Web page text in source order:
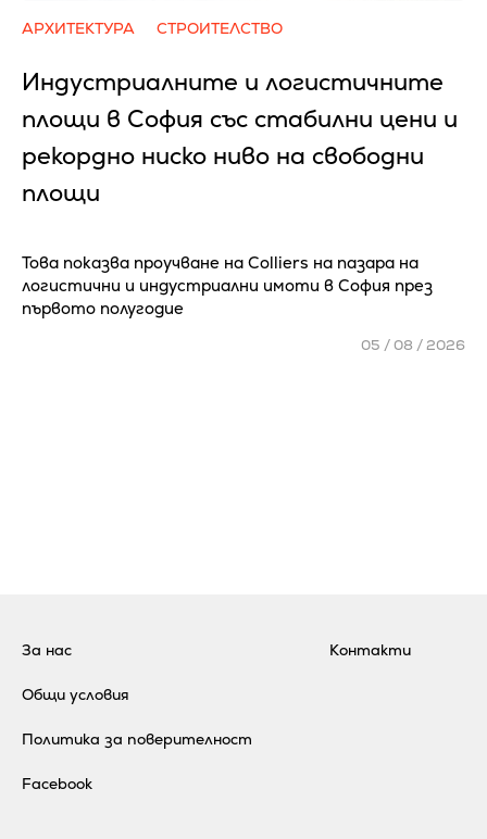
АРХИТЕКТУРА СТРОИТЕЛСТВО
Индустриалните и логистичните
площи в София със стабилни цени и
рекордно ниско ниво на свободни
площи
Това показва проучване на Colliers на пазара на
логистични и индустриални имоти в София през
първото полугодие
05 / 08 / 2026
За нас
Общи условия
Политика за поверителност
Контакти
Facebook